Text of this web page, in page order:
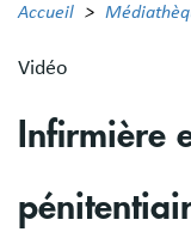
Accueil
Vidéo
Infirmière